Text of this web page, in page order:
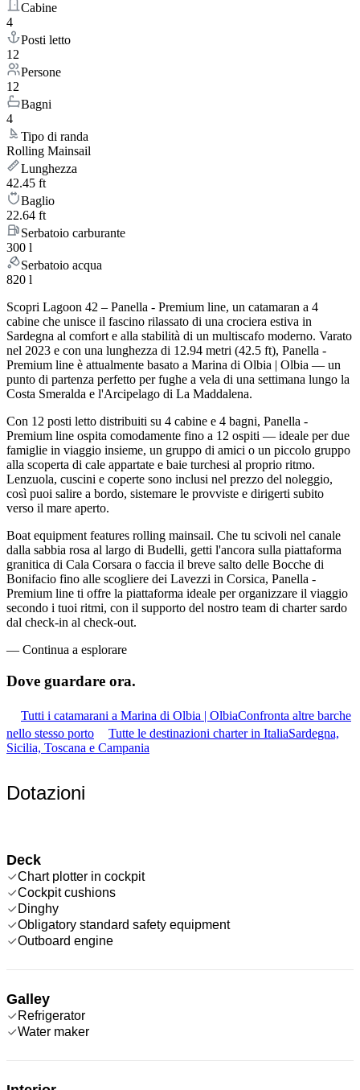
Cabine
4
Posti letto
12
Persone
12
Bagni
4
Tipo di randa
Rolling Mainsail
Lunghezza
42.45 ft
Baglio
22.64 ft
Serbatoio carburante
300 l
Serbatoio acqua
820 l
Scopri Lagoon 42 – Panella - Premium line, un catamaran a 4
cabine che unisce il fascino rilassato di una crociera estiva in
Sardegna al comfort e alla stabilità di un multiscafo moderno. Varato
nel 2023 e con una lunghezza di 12.94 metri (42.5 ft), Panella -
Premium line è attualmente basato a Marina di Olbia | Olbia — un
punto di partenza perfetto per fughe a vela di una settimana lungo la
Costa Smeralda e l'Arcipelago di La Maddalena.
Con 12 posti letto distribuiti su 4 cabine e 4 bagni, Panella -
Premium line ospita comodamente fino a 12 ospiti — ideale per due
famiglie in viaggio insieme, un gruppo di amici o un piccolo gruppo
alla scoperta di cale appartate e baie turchesi al proprio ritmo.
Lenzuola, cuscini e coperte sono inclusi nel prezzo del noleggio,
così puoi salire a bordo, sistemare le provviste e dirigerti subito
verso il mare aperto.
Boat equipment features rolling mainsail. Che tu scivoli nel canale
dalla sabbia rosa al largo di Budelli, getti l'ancora sulla piattaforma
granitica di Cala Corsara o faccia il breve salto delle Bocche di
Bonifacio fino alle scogliere dei Lavezzi in Corsica, Panella -
Premium line ti offre la piattaforma ideale per organizzare il viaggio
secondo i tuoi ritmi, con il supporto del nostro team di charter sardo
dal check-in al check-out.
— Continua a esplorare
Dove guardare ora.
Tutti i catamarani a Marina di Olbia | OlbiaConfronta altre barche
nello stesso porto
Tutte le destinazioni charter in ItaliaSardegna,
Sicilia, Toscana e Campania
Dotazioni
Deck
Chart plotter in cockpit
Cockpit cushions
Dinghy
Obligatory standard safety equipment
Outboard engine
Galley
Refrigerator
Water maker